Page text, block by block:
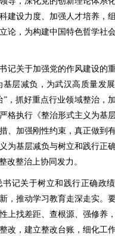
建设力度、加强人才培养，
论，为构建中国特色哲学社
记关于加强党的作风建设的
层减负，为武汉高质量发
，抓好重点行业领域整治，
格执行《整治形式主义为基
、加强刚性约束，真正做到
为基层减负与树立和践行正
改整治上协同发力。
记关于树立和践行正确政
，推动学习教育走深走实。
上找差距、查根源、强修养
改，建立整改台账，细化工